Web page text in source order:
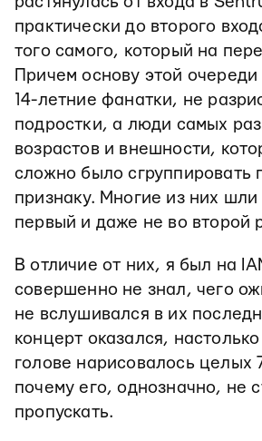
практически до второго
того самого, который на
Причем основу этой очереди
14-летние фанатки, не
подростки, а люди самых
возрастов и внешности,
сложно было сгруппировать
признаку. Многие из них шли
первый и даже не во второй
В отличие от них, я был на
совершенно не знал, чего
не вслушивался в их
концерт оказался,
голове нарисовалось целых
почему его, однозначно, не
пропускать.